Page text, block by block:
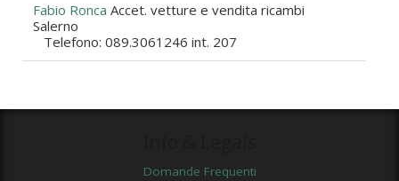
Fabio Ronca Accet. vetture e vendita ricambi
Salerno
Telefono: 089.3061246 int. 207
Domande Frequenti